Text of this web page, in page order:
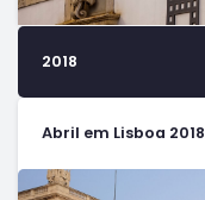
2018
Abril em Lisboa 2018